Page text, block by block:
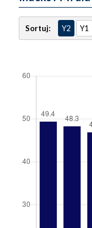
Sortuj: Y2 Y1